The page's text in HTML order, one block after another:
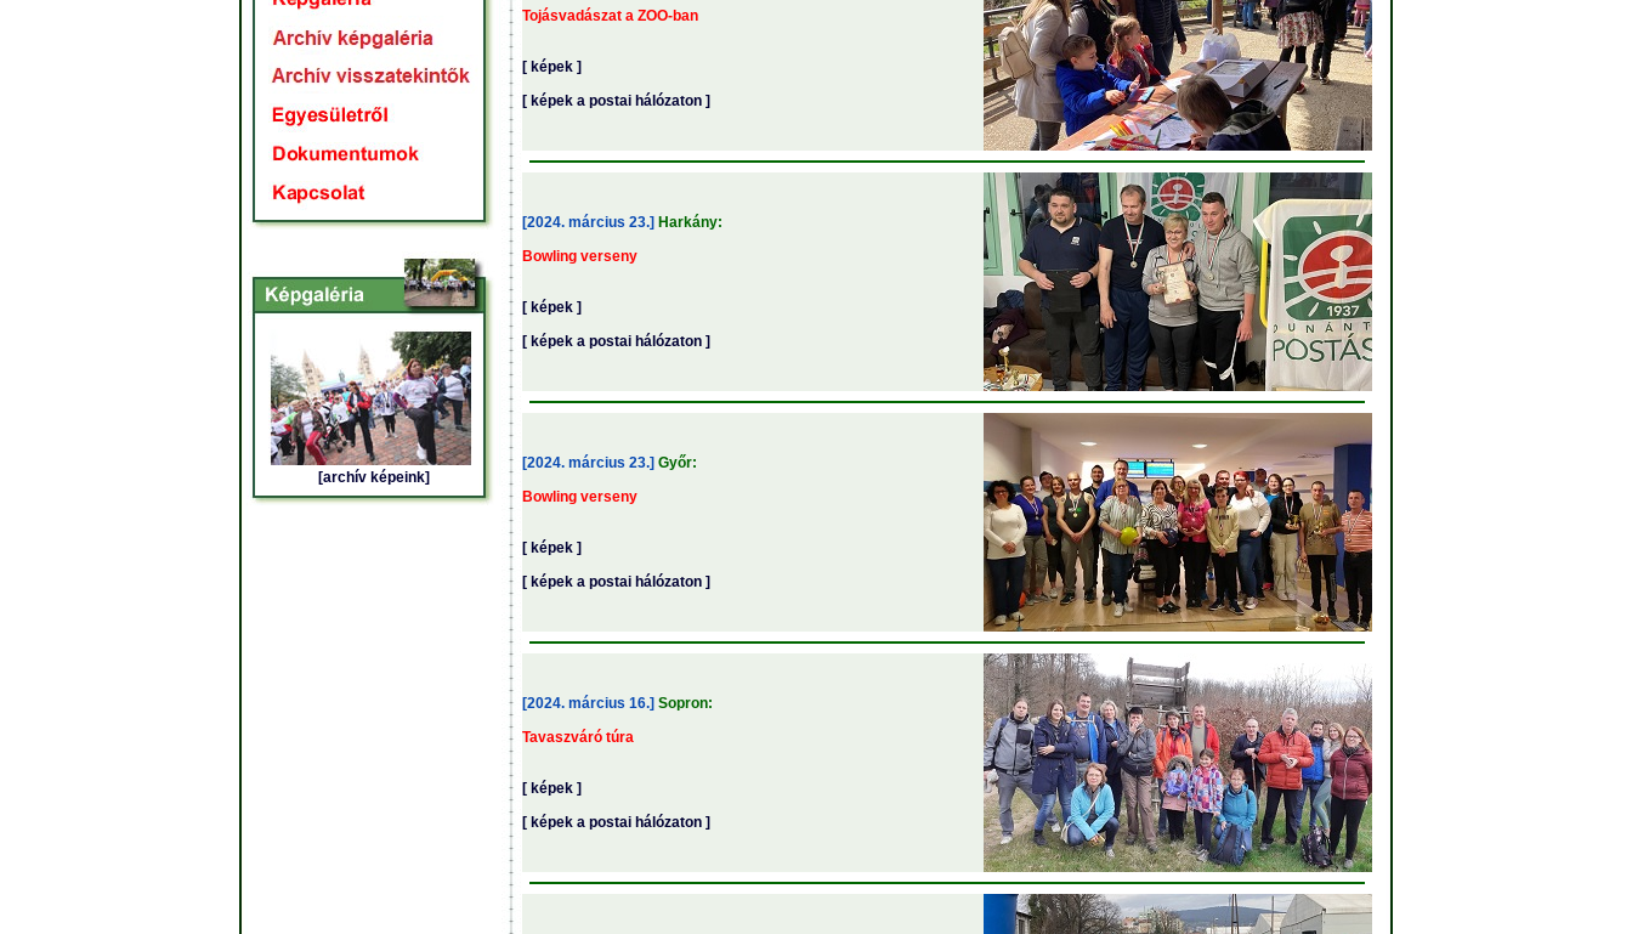
[archív képeink]
Tojásvadászat a ZOO-ban
[ képek ]
[ képek a postai hálózaton ]
[2024. március 23.] Harkány:
Bowling verseny
[ képek ]
[ képek a postai hálózaton ]
[2024. március 23.] Győr:
Bowling verseny
[ képek ]
[ képek a postai hálózaton ]
[2024. március 16.] Sopron:
Tavaszváró túra
[ képek ]
[ képek a postai hálózaton ]